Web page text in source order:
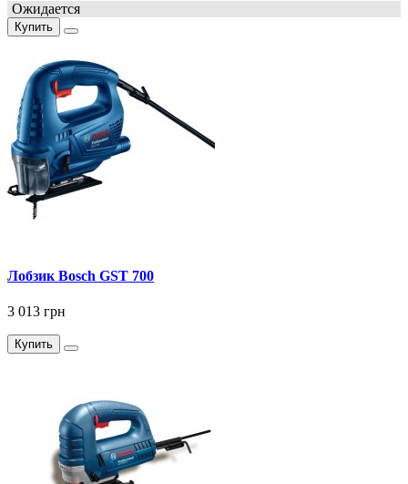
Ожидается
Купить
Лобзик Bosch GST 700
3 013 грн
Купить